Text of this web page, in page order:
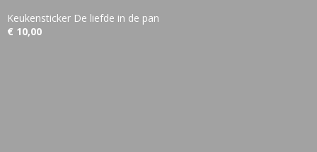
Keukensticker De liefde in de pan
€ 10,00